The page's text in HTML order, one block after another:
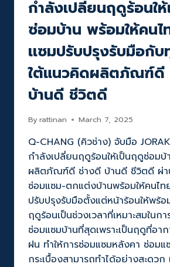
ปัญหา
ให้
ไทย
กำลังเปลี่ยนฤดูร้อนใ
ซ่อมบ้าน พร้อมให้คน
เเซมปรับปรุงรับมือกั
ใต้แนวคิดผลิตภัณฑ์ดี
บ้านดี ชีวิตดี
By rattinan March 7, 2025
Q-CHANG (คิวช่าง) จับมือ
กำลังเปลี่ยนฤดูร้อนให้เป็นฤดูซ่อมบ้
ผลิตภัณฑ์ดี ช่างดี บ้านดี ชีวิตดี ผ่า
ซ่อมแซม-ตกแต่งบ้านพร้อมให้คนไท
ปรับปรุงรับมือตั้งแต่หน้าร้อนให้พร้
ฤดูร้อนเป็นช่วงเวลาที่เหมาะสมในก
ซ่อมแซมบ้านที่สุดเพราะเป็นฤดูที่อา
ฝน ทำให้การซ่อมแซมหลังคา ซ่อม
กระเบื้องสามารถทำได้อย่างสะดว